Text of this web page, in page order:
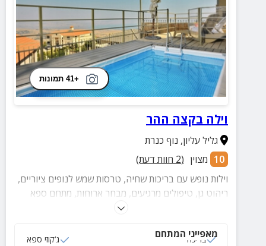
+41 תמונות
וילה בקצה ההר
גליל עליון, נוף כנרת
10 מצוין (
2 חוות דעת)
וילות נופש עם בריכות שחיה, טרסות שמש לנופים ציוריים,
ריהוט גן, טיפולים מרגיעים, מבחר ארוחות, מתחם ספא
מאפייני המתחם
בריכה ג‘קוזי ספא